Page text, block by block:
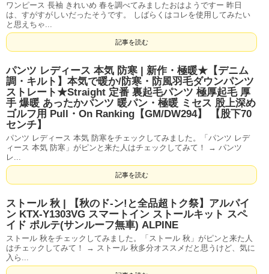
ワンピース 長袖 きれいめ 春を調べてみましたおはようですー 昨日
は、すがすがしいだったそうです。 しばらくはコレを使用してみたい
と思えちゃ...
記事を読む
パンツ レディース 本気 防寒 | 新作・極暖★【デニム
調・キルト】本気で暖か/防寒・防風羽毛ダウンパンツ
ストレート★Straight 定番 裏起毛パンツ 極厚起毛 厚
手 爆暖 あったかパンツ 暖パン・極暖 ミセス 股上深め
ゴルフ用 Pull・On Ranking【GM/DW294】 【股下70
センチ】
パンツ レディース 本気 防寒をチェックしてみました。「パンツ レデ
ィース 本気 防寒」がピンと来た人はチェックしてみて！ → パンツ
レ...
記事を読む
ストール 秋 | 【秋のド-ン!と全品超トク祭】アルパイ
ン KTX-Y1303VG スマートイン ストールキット スペ
イド ポルテ(サンルーフ無車) ALPINE
ストール 秋をチェックしてみました。「ストール 秋」がピンと来た人
はチェックしてみて！ → ストール 秋多分オススメだと思うけど、気に
入ら...